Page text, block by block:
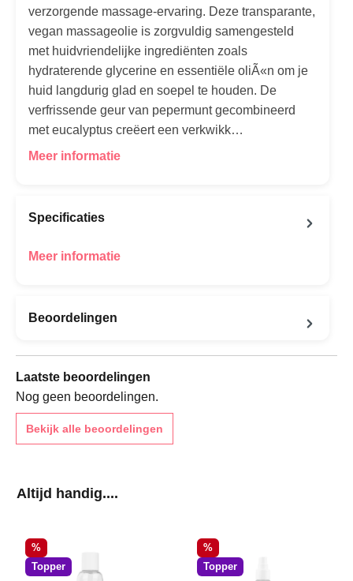
verzorgende massage-ervaring. Deze transparante,
vegan massageolie is zorgvuldig samengesteld
met huidvriendelijke ingrediënten zoals
hydraterende glycerine en essentiële oliÃ«n om je
huid langdurig glad en soepel te houden. De
verfrissende geur van pepermunt gecombineerd
met eucalyptus creëert een verkwikk…
Meer informatie
Specificaties
Meer informatie
Beoordelingen
Laatste beoordelingen
Nog geen beoordelingen.
Bekijk alle beoordelingen
Productgalerij overslaan
Altijd handig....
Korting
%
Topper
Korting
%
Topper